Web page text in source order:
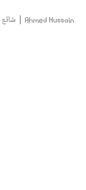
Ahmed Hussain
| شائع